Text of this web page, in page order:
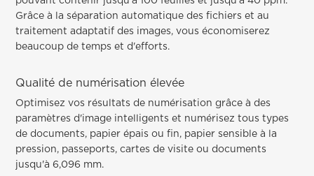
Grâce à la séparation automatique des fichiers et au
traitement adaptatif des images, vous économiserez
beaucoup de temps et d'efforts.
Qualité de numérisation élevée
Optimisez vos résultats de numérisation grâce à des
paramètres d'image intelligents et numérisez tous types
de documents, papier épais ou fin, papier sensible à la
pression, passeports, cartes de visite ou documents
jusqu'à 6,096 mm.